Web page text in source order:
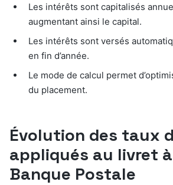
Les intérêts sont capitalisés
augmentant ainsi le capital.
Les intérêts sont versés
en fin d’année.
Le mode de calcul permet
du placement.
Évolution des taux
appliqués au livret
Banque Postale